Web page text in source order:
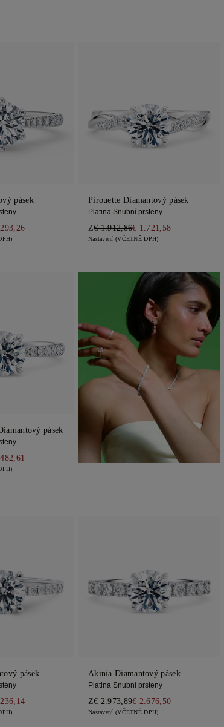
pásek Pirouette Diamantový pásek
Platina Snubní prsteny
Z€ 1.912,86€ 1.721,58
Nastavení (VČETNĚ DPH)
pásek
pásek Akinia Diamantový pásek
Platina Snubní prsteny
Z€ 2.973,89€ 2.676,50
Nastavení (VČETNĚ DPH)